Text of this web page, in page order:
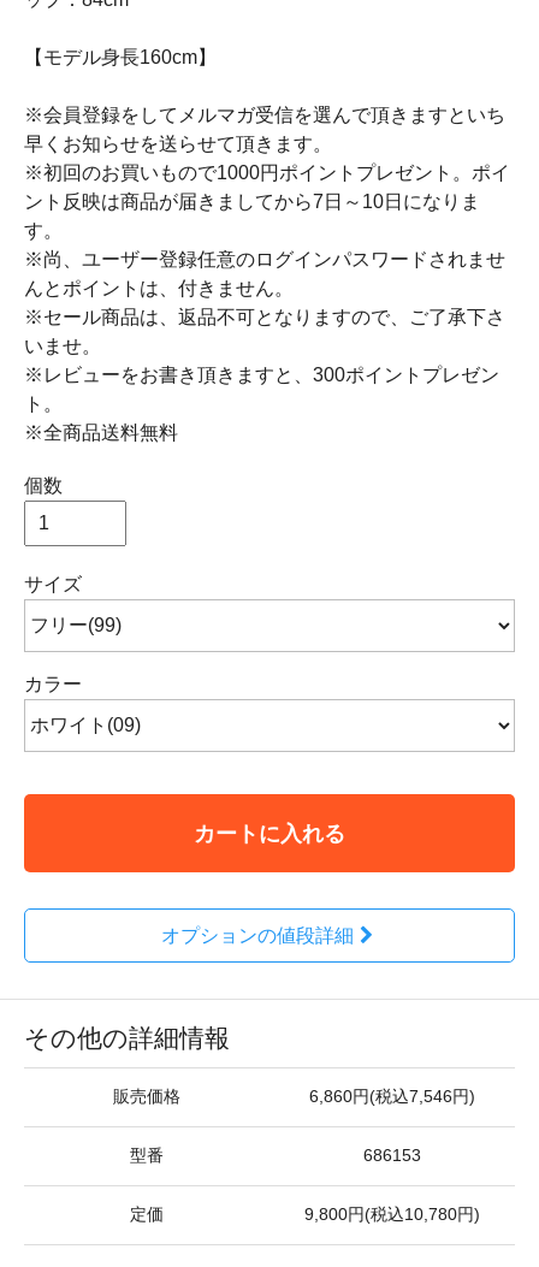
【モデル身長160cm】
※会員登録をしてメルマガ受信を選んで頂きますといち
早くお知らせを送らせて頂きます。
※初回のお買いもので1000円ポイントプレゼント。ポイ
ント反映は商品が届きましてから7日～10日になりま
す。
※尚、ユーザー登録任意のログインパスワードされませ
んとポイントは、付きません。
※セール商品は、返品不可となりますので、ご了承下さ
いませ。
※レビューをお書き頂きますと、300ポイントプレゼン
ト。
※全商品送料無料
個数
サイズ
カラー
カートに入れる
オプションの値段詳細
その他の詳細情報
販売価格 6,860円(税込7,546円)
型番 686153
定価 9,800円(税込10,780円)